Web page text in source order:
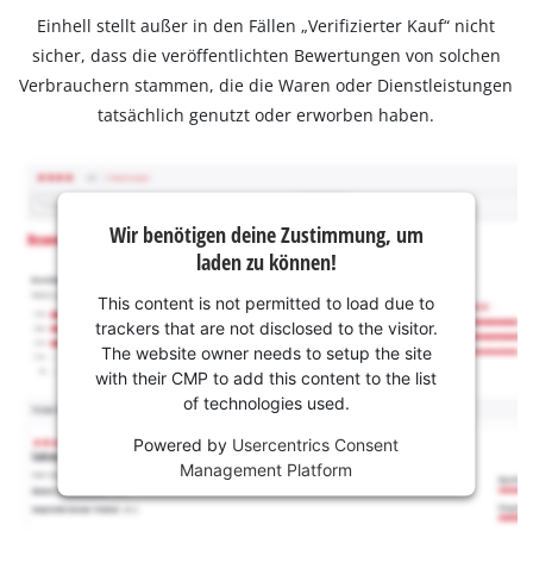
Einhell stellt außer in den Fällen „Verifizierter Kauf“ nicht
sicher, dass die veröffentlichten Bewertungen von solchen
Verbrauchern stammen, die die Waren oder Dienstleistungen
tatsächlich genutzt oder erworben haben.
Wir benötigen deine Zustimmung, um
laden zu können!
This content is not permitted to load due to
trackers that are not disclosed to the visitor.
The website owner needs to setup the site
with their CMP to add this content to the list
of technologies used.
Powered by Usercentrics Consent
Management Platform